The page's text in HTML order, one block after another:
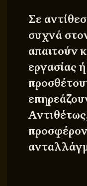
Σε
συχνά
απαιτούν
εργασίας